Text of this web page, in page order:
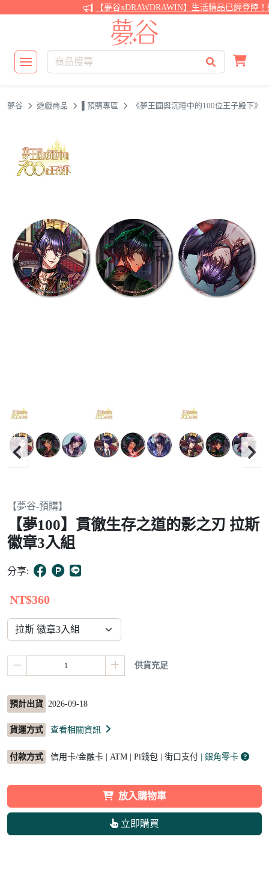
【夢谷xDRAWDRAWIN】生活精品已經登陸！
夢谷 遊戲商品 ▌預購專區 《夢王國與沉睡中的100位王子殿下》
Item
of
5
【夢谷-預購】
【夢100】貫徹生存之道的影之刃 拉斯
徽章3入組
分享:
NT$360
供貨充足
預計出貨 2026-09-18
貨運方式 查看相關資訊
付款方式 信用卡/金融卡 | ATM | Pi錢包 | 街口支付 | 銀角零卡
放入購物車
立即購買